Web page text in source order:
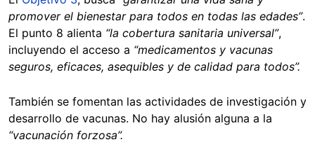
promover el bienestar para todos en todas las edades”.
El punto 8 alienta “la cobertura sanitaria universal”,
incluyendo el acceso a “medicamentos y vacunas
seguros, eficaces, asequibles y de calidad para todos”.
También se fomentan las actividades de investigación y
desarrollo de vacunas. No hay alusión alguna a la
“vacunación forzosa”.